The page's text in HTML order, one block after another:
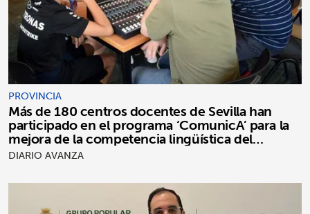
PROVINCIA
Más de 180 centros docentes de Sevilla han
participado en el programa ‘ComunicA’ para la
mejora de la competencia lingüística del
alumnado
DIARIO AVANZA